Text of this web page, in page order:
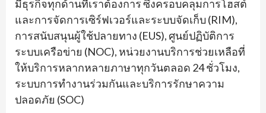
มีธุรกิจทุกด้านที่เราต้องการ ซึ่งครอบคลุมการโฮสต์
และการจัดการเซิร์ฟเวอร์และระบบจัดเก็บ (RIM),
การสนับสนุนผู้ใช้ปลายทาง (EUS), ศูนย์ปฏิบัติการ
ระบบเครือข่าย (NOC), หน่วยงานบริการช่วยเหลือที่
ให้บริการหลากหลายภาษาทุกวันตลอด 24 ชั่วโมง,
ระบบการทำงานร่วมกันและบริการรักษาความ
ปลอดภัย (SOC)